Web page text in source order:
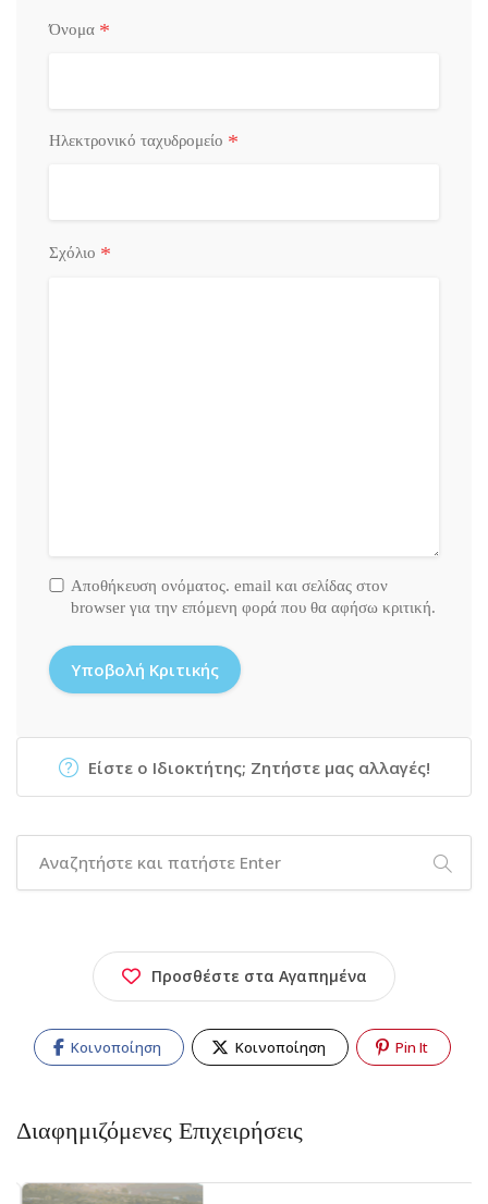
Όνομα *
Ηλεκτρονικό ταχυδρομείο *
Σχόλιο *
Αποθήκευση ονόματος. email και σελίδας στον
browser για την επόμενη φορά που θα αφήσω κριτική.
Είστε ο Ιδιοκτήτης; Ζητήστε μας αλλαγές!
Προσθέστε στα Αγαπημένα
Κοινοποίηση Κοινοποίηση Pin It
Διαφημιζόμενες Επιχειρήσεις